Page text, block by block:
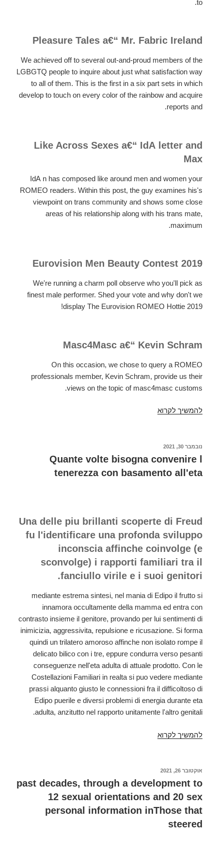
to.
Pleasure Tales a€“ Mr. Fabric Ireland
We achieved off to several out-and-proud members of the
LGBGTQ people to inquire about just what satisfaction way
to all of them. This is the first in a six part sets in which
develop to touch on every color of the rainbow and acquire
reports and.
Like Across Sexes a€“ IdA letter and
Max
IdA n has composed like around men and women your
ROMEO readers. Within this post, the guy examines his's
viewpoint on trans community and shows some close
areas of his relationship along with his trans mate,
maximum.
Eurovision Men Beauty Contest 2019
We're running a charm poll observe who you'll pick as
finest male performer. Shed your vote and why don't we
display The Eurovision ROMEO Hottie 2019!
Masc4Masc a€“ Kevin Schram
On this occasion, we chose to query a ROMEO
professionals member, Kevin Schram, provide us their
views on the topic of masc4masc customs.
להמשיך לקרוא
Stories
a
gender-
blending
fashionista
pull
from
Tel
Aviv
פורסם
ב
נובמבר 30, 2021
Quante volte bisogna convenire l
tenerezza con basamento all'eta
Una delle piu brillanti scoperte di Freud
fu l'identificare una profonda sviluppo
inconscia affinche coinvolge (e
sconvolge) i rapporti familiari tra il
fanciullo virile e i suoi genitori.
mediante estrema sintesi, nel mania di Edipo il frutto si
innamora occultamente della mamma ed entra con
contrasto insieme il genitore, provando per lui sentimenti di
inimicizia, aggressivita, repulsione e ricusazione. Si forma
quindi un trilatero amoroso affinche non isolato rompe il
delicato bilico con i tre, eppure condurra verso pesanti
conseguenze nell'eta adulta di attuale prodotto. Con le
Costellazioni Familiari in realta si puo vedere mediante
prassi alquanto giusto le connessioni fra il difficoltoso di
Edipo puerile e diversi problemi di energia durante eta
adulta, anzitutto nel rapporto unitamente l'altro genitali.
להמשיך לקרוא
l
tenerezza
con
basamento
פורסם
אוקטובר 26, 2021
past decades, through a development to
12 sexual orientations and 20 sex
personal information inThose that
steered